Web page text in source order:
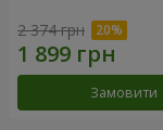
2 374 грн
Замовити